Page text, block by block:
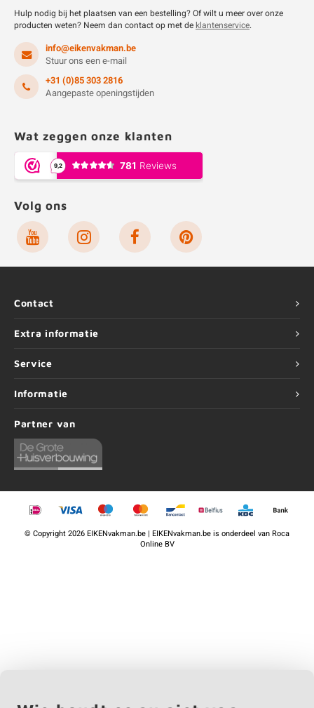
Hulp nodig bij het plaatsen van een bestelling? Of wilt u meer over onze
producten weten? Neem dan contact op met deklantenservice.
info@eikenvakman.be
Stuur ons een e-mail
+31 (0)85 303 2816
Aangepaste openingstijden
Wat zeggen onze klanten
Volg ons
Contact
Extra informatie
Service
Informatie
Partner van
©Copyright2026 EIKENvakman.be | EIKENvakman.be is onderdeel vanRoca
Online BV